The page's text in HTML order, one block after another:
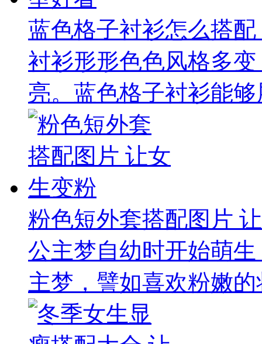
蓝色格子衬衫怎么搭
衬衫形形色色风格多
亮。蓝色格子衬衫能
粉色短外套搭配图片
公主梦自幼时开始萌
主梦，譬如喜欢粉嫩